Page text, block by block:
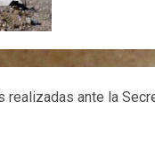
ante la